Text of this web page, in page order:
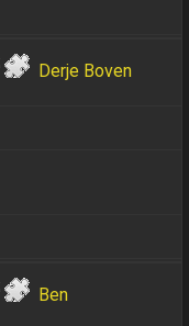
Derje Boven
Ben